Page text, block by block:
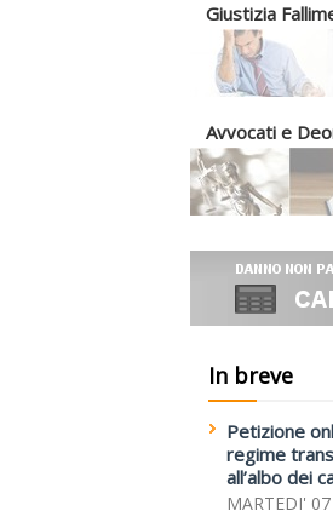
Giustizia
Avvocati e
In breve
Petizione
regime
all’albo dei
MARTEDI'